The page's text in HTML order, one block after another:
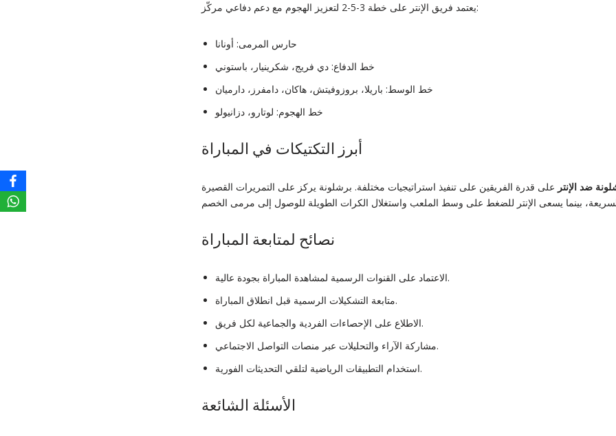
يعتمد فريق الإنتر على خطة 3-5-2 لتعزيز الهجوم مع دعم دفاعي مركّز:
حارس المرمى: أونانا
خط الدفاع: دي فريج، شكرينيار، باستوني
خط الوسط: باريلا، بروزوفيتش، هاكان، دامفرز، دارميان
خط الهجوم: لوتارو، دزانيولو
أبرز التكتيكات في المباراة
ضد الإنتر على قدرة الفريقين على تنفيذ استراتيجيات مختلفة. برشلونة يركز على التمريرات القصيرة
نصائح لمتابعة المباراة
الاعتماد على القنوات الرسمية لمشاهدة المباراة بجودة عالية.
متابعة التشكيلات الرسمية قبل انطلاق المباراة.
الاطلاع على الإحصاءات الفردية والجماعية لكل فريق.
مشاركة الآراء والتحليلات عبر منصات التواصل الاجتماعي.
استخدام التطبيقات الرياضية لتلقي التحديثات الفورية.
الأسئلة الشائعة